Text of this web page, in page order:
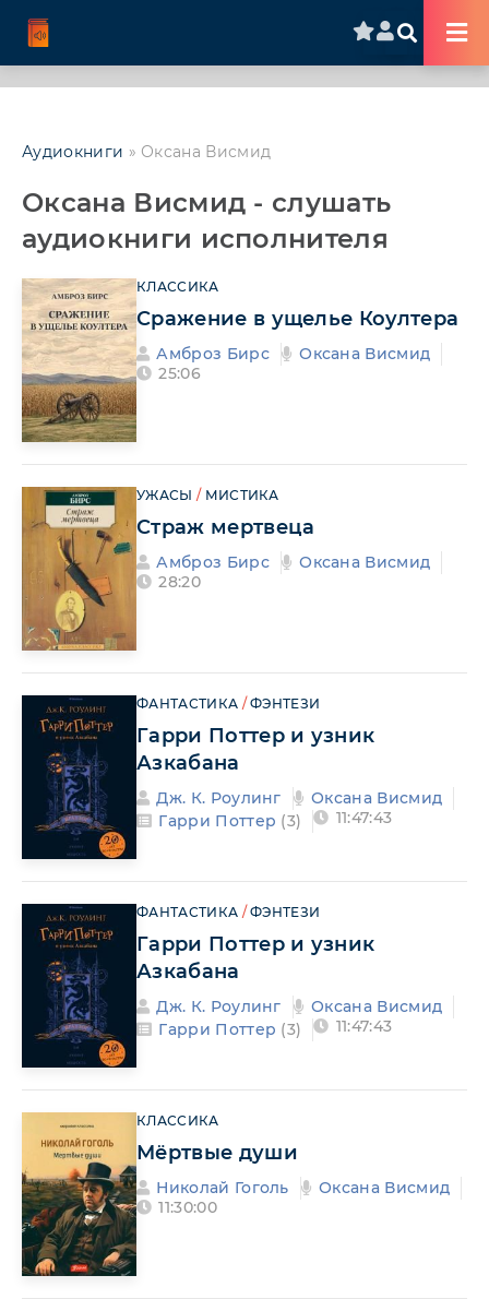
Аудиокниги » Оксана Висмид
Оксана Висмид - слушать
аудиокниги исполнителя
КЛАССИКА
Сражение в ущелье Коултера
Амброз Бирс
Оксана Висмид
25:06
УЖАСЫ / МИСТИКА
Страж мертвеца
Амброз Бирс
Оксана Висмид
28:20
ФАНТАСТИКА /ФЭНТЕЗИ
Гарри Поттер и узник
Азкабана
Дж. К. Роулинг
Оксана Висмид
Гарри Поттер (3) 11:47:43
ФАНТАСТИКА /ФЭНТЕЗИ
Гарри Поттер и узник
Азкабана
Дж. К. Роулинг
Оксана Висмид
Гарри Поттер (3) 11:47:43
КЛАССИКА
Мёртвые души
Николай Гоголь
Оксана Висмид
11:30:00